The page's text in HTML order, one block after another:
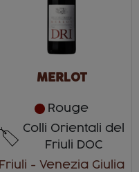
MERLOT
Rouge
Colli Orientali del
Friuli DOC
Friuli - Venezia Giulia